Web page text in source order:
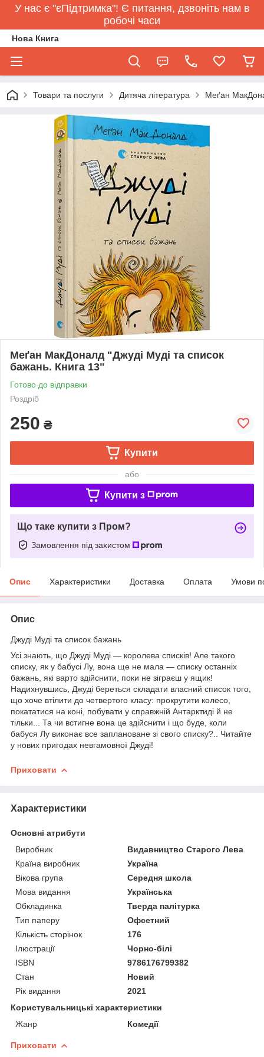
У нас є "єПідтримка"! Є питання, дзвоніть нам в
робочі часи
Нова Книга
Товари та послуги Дитяча література Меґан
Меґан МакДоналд "Джуді Муді та список
бажань. Книга 13"
Готово до відправки
Роздріб
250 ₴
Купити
або
Купити з
Що таке купити з Пром?
Замовлення під захистом
Опис Характеристики Доставка Оплата Умови
Опис
Джуді Муді та список бажань
Усі знають, що Джуді Муді — королева списків! Але такого
списку, як у бабусі Лу, вона ще не мала — списку останніх
бажань, які варто здійснити, поки не зіграєш у ящик!
Надихнувшись, Джуді береться складати власний список того,
що хоче втілити до четвертого класу: про­крутити колесо,
покататися на коні, побувати у справжній Антарктиді й не
тільки... Та чи встигне вона це здій­снити і що буде, коли
бабуся Лу виконає все заплановане зі свого списку?.. Читайте
у нових пригодах невгамовної Джуді!
Приховати
Характеристики
Основні атрибути
Виробник
Видавництво Старого Лева
Країна виробник
Україна
Вікова група
Середня школа
Мова видання
Українська
Обкладинка
Тверда палітурка
Тип паперу
Офсетний
Кількість сторінок
176
Ілюстрації
Чорно-білі
ISBN
9786176799382
Стан
Новий
Рік видання
2021
Користувальницькі характеристики
Жанр
Комедії
Приховати